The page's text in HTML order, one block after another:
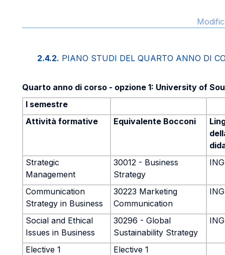
2.4.2. PIANO STUDI DEL QUARTO ANNO DI
Quarto anno di corso - opzione 1: University of
I semestre
Attività formative
Equivalente Bocconi
Strategic
Management
30012 - Business
Strategy
ING
Communication
Strategy in Business
30223 Marketing
Communication
ING
Social and Ethical
Issues in Business
30296 - Global
Sustainability Strategy
ING
Elective 1
Elective 1